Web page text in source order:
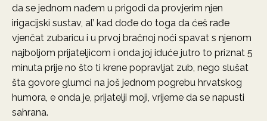
da se jednom nađem u prigodi da provjerim njen
irigacijski sustav, al’ kad dođe do toga da ćeš rađe
vjenčat zubaricu i u prvoj bračnoj noći spavat s njenom
najboljom prijateljicom i onda joj iduće jutro to priznat 5
minuta prije no što ti krene popravljat zub, nego slušat
šta govore glumci na još jednom pogrebu hrvatskog
humora, e onda je, prijatelji moji, vrijeme da se napusti
sahrana.